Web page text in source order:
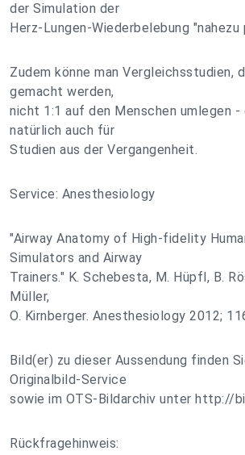
der Simulation der
Herz-Lungen-Wiederbelebung
Zudem könne man Vergleichsstudien,
gemacht werden,
nicht 1:1 auf den Menschen umlegen
natürlich auch für
Studien aus der Vergangenheit.
Service: Anesthesiology
"Airway Anatomy of High-fidelity
Simulators and Airway
Trainers." K. Schebesta, M. Hüpfl, B.
Müller,
O. Kirnberger. Anesthesiology 2012;
Bild(er) zu dieser Aussendung finden
Originalbild-Service
sowie im OTS-Bildarchiv unter http://
Rückfragehinweis: